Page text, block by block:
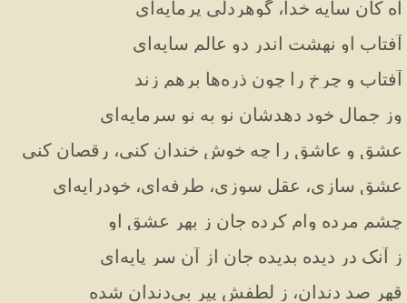
آه کان سایه خدا، گوهردلی پرمایه‌ای
آفتاب او نهشت اندر دو عالم سایه‌ای
آفتاب و چرخ را چون ذره‌ها برهم زند
وز جمال خود دهدشان نو به نو سرمایه‌ای
عشق و عاشق را چه خوش خندان کنی، رقصان کنی
عشق سازی، عقل سوزی، طرفه‌ای، خودرایه‌ای
چشم مرده وام کرده جان ز بهر عشق او
ز آنک در دیده بدیده جان از آن سر پایه‌ای
قهر صد دندان، ز لطفش پیر بی‌دندان شده